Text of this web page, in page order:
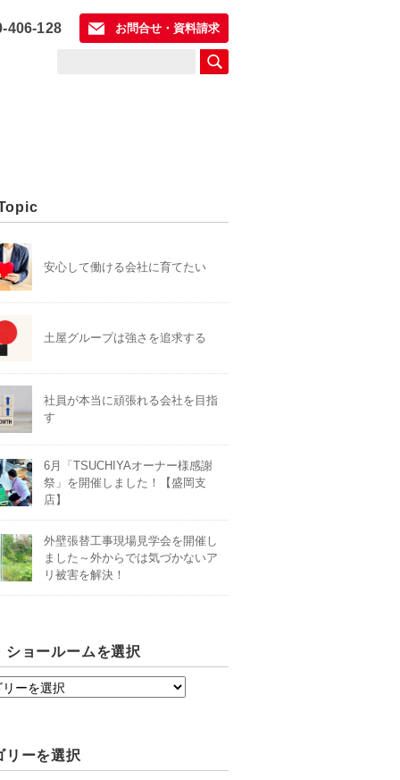
406-128 お問合せ・資料請求
安心して働ける会社に育てたい
土屋グループは強さを追求する
社員が本当に頑張れる会社を目指
す
6月「TSUCHIYAオーナー様感謝
祭」を開催しました！【盛岡支
店】
外壁張替工事現場見学会を開催し
ました～外からでは気づかないア
リ被害を解決！
ショールームを選択
リーを選択